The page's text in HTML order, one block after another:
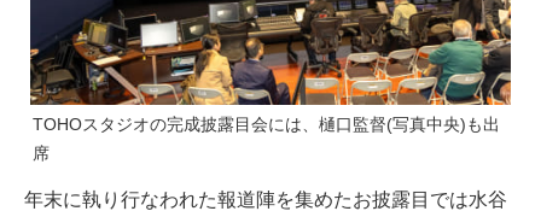
TOHOスタジオの完成披露目会には、樋口監督(写真中央)も出
席
年末に執り行なわれた報道陣を集めたお披露目では水谷